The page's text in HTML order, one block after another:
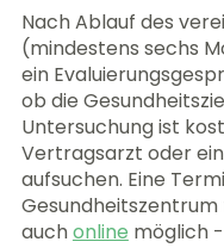
Nach Ablauf des
(mindestens sechs
ein
ob die
Untersuchung ist
Vertragsarzt oder
aufsuchen. Eine
Gesundheitszentrum
auchonline möglich -